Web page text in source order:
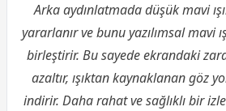
Arka aydınlatmada düşük mavi
yararlanır ve bunu yazılımsal mavi
birleştirir. Bu sayede ekrandaki
azaltır, ışıktan kaynaklanan göz
indirir. Daha rahat ve sağlıklı bir